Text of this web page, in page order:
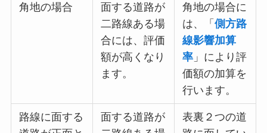
角地の場合
面する道路が
二路線ある場
合には、評価
額が高くなり
ます。
角地の場合に
は、「側方路
線影響加算
率 」により評
価額の加算を
行います。
路線に面する
面する道路が
表裏２つの道